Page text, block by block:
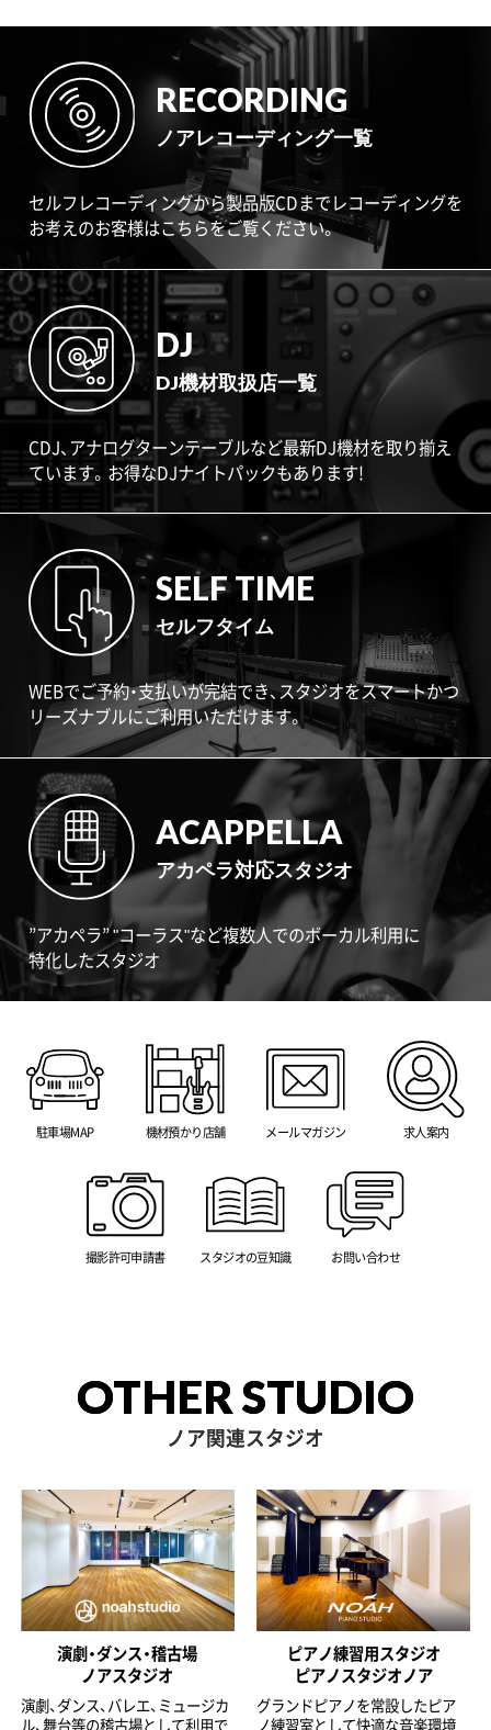
RECORDING
ノアレコーディング一覧
セルフレコーディングから製品版CDまでレコーディングを
お考えのお客様はこちらをご覧ください。
DJ
DJ機材取扱店一覧
CDJ、アナログターンテーブルなど最新DJ機材を取り揃え
ています。お得なDJナイトパックもあります!
SELF TIME
セルフタイム
WEBでご予約・支払いが完結でき、スタジオをスマートかつ
リーズナブルにご利用いただけます。
ACAPPELLA
アカペラ対応スタジオ
”アカペラ” "コーラス"など複数人でのボーカル利用に
特化したスタジオ
駐車場MAP 機材預かり店舗 メールマガジン 求人案内
撮影許可申請書 スタジオの豆知識 お問い合わせ
OTHER STUDIO
ノア関連スタジオ
演劇・ダンス・稽古場
ノアスタジオ
演劇、ダンス、バレエ、ミュージカ
ル、舞台等の稽古場として利用で
ピアノ練習用スタジオ
ピアノスタジオノア
グランドピアノを常設したピア
ノ練習室として快適な音楽環境